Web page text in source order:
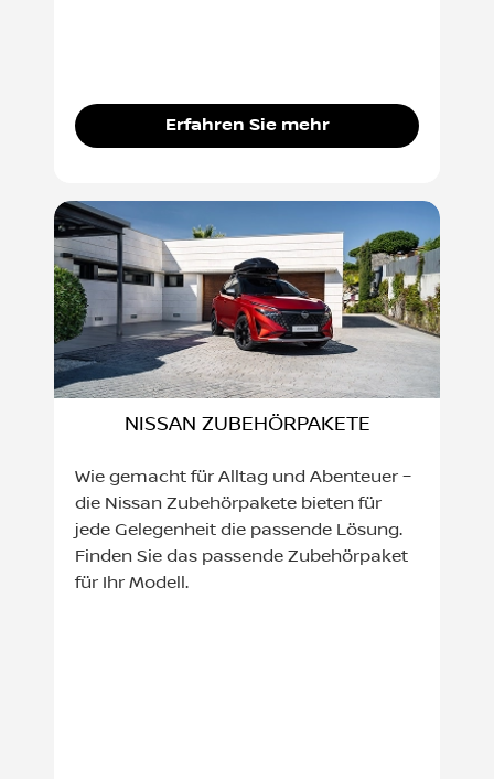
Erfahren Sie mehr
NISSAN ZUBEHÖRPAKETE
Wie gemacht für Alltag und Abenteuer –
die Nissan Zubehörpakete bieten für
jede Gelegenheit die passende Lösung.
Finden Sie das passende Zubehörpaket
für Ihr Modell.